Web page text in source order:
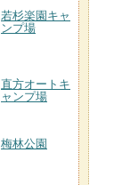
若杉楽園キャ
ンプ場
直方オートキ
ャンプ場
梅林公園